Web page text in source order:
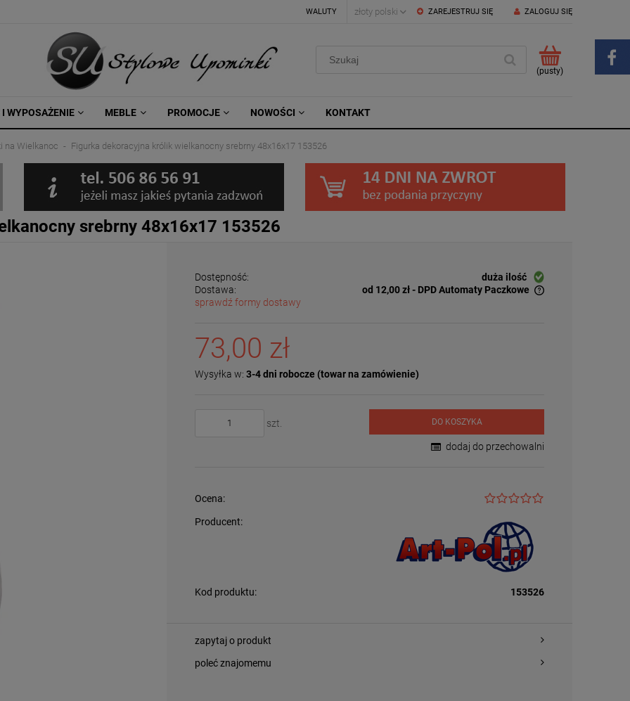
ZAREJESTRUJ SIĘ ZALOGUJ SIĘ
WALUTY
(pusty)
I WYPOSAŻENIE MEBLE PROMOCJE NOWOŚCI KONTAKT
na Wielkanoc Figurka dekoracyjna królik wielkanocny srebrny 48x16x17 153526
srebrny 48x16x17 153526
Dostępność:
duża ilość
Dostawa:
od 12,00 zł- DPD Automaty Paczkowe
sprawdź formy dostawy
73,00 zł
Wysyłka w: 3-4 dni robocze (towar na zamówienie)
szt. DO KOSZYKA
dodaj do przechowalni
Ocena:
Producent:
Kod produktu: 153526
zapytaj o produkt
poleć znajomemu